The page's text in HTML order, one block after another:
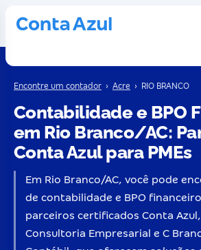
Encontre um contador › Acre › RIO BRANCO
Contabilidade e BPO
em Rio Branco/AC:
Conta Azul para PMEs
Em Rio Branco/AC, você pode
de contabilidade e BPO
parceiros certificados Conta Azul,
Consultoria Empresarial e C